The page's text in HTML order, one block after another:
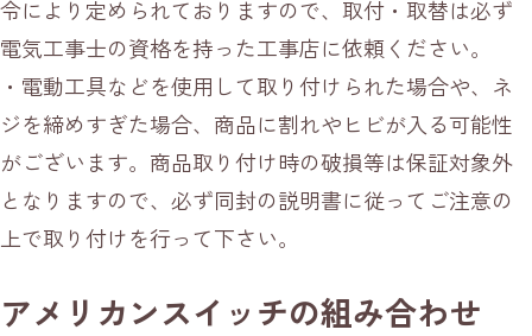
令により定められておりますので、取付・取替は必ず
電気工事士の資格を持った工事店に依頼ください。
・電動工具などを使用して取り付けられた場合や、ネ
ジを締めすぎた場合、商品に割れやヒビが入る可能性
がございます。商品取り付け時の破損等は保証対象外
となりますので、必ず同封の説明書に従ってご注意の
上で取り付けを行って下さい。
アメリカンスイッチの組み合わせ